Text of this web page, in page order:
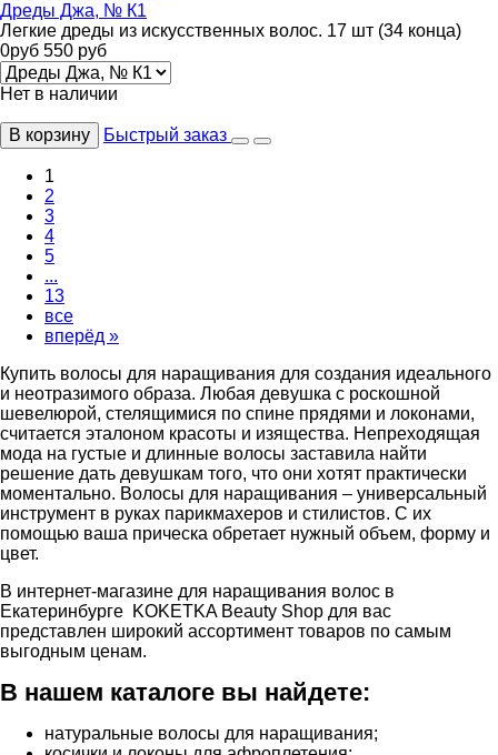
Дреды Джа, № К1
Легкие дреды из искусственных волос. 17 шт (34 конца)
0руб 550 руб
Нет в наличии
В корзину Быстрый заказ
1
2
3
4
5
...
13
все
вперёд »
Купить волосы для наращивания для создания идеального
и неотразимого образа. Любая девушка с роскошной
шевелюрой, стелящимися по спине прядями и локонами,
считается эталоном красоты и изящества. Непреходящая
мода на густые и длинные волосы заставила найти
решение дать девушкам того, что они хотят практически
моментально. Волосы для наращивания – универсальный
инструмент в руках парикмахеров и стилистов. С их
помощью ваша прическа обретает нужный объем, форму и
цвет.
В интернет-магазине для наращивания волос в
Екатеринбурге KOKETKA Beauty Shop для вас
представлен широкий ассортимент товаров по самым
выгодным ценам.
В нашем каталоге вы найдете:
натуральные волосы для наращивания;